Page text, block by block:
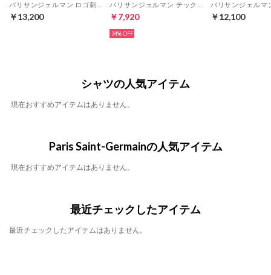
￥13,200 ￥7,920
34%
￥12,100
シャツの人気アイテム
現在おすすめアイテムはありません。
Paris Saint-Germainの人気アイテム
現在おすすめアイテムはありません。
最近チェックしたアイテム
最近チェックしたアイテムはありません。